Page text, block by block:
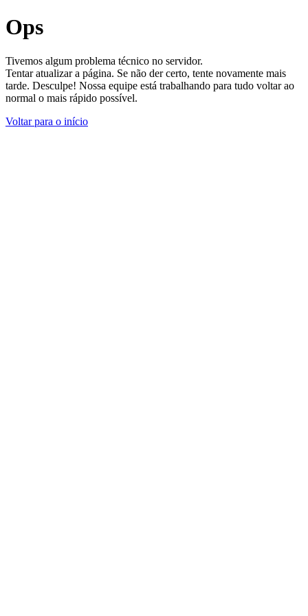
Ops
Tivemos algum problema técnico no servidor.
Tentar atualizar a página. Se não der certo, tente novamente mais
tarde. Desculpe! Nossa equipe está trabalhando para tudo voltar ao
normal o mais rápido possível.
Voltar para o início